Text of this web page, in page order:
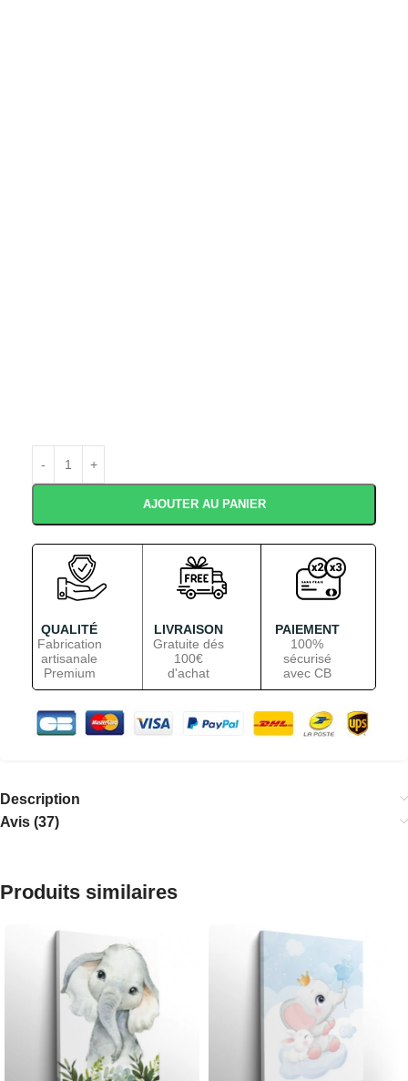
AJOUTER AU PANIER
QUALITÉ
Fabrication
artisanale
Premium
LIVRAISON
Gratuite dés
100€
d'achat
PAIEMENT
100%
sécurisé
avec CB
Description
Avis (37)
Produits similaires